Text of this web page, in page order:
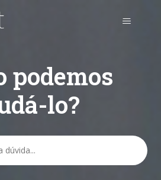
podemos
lo?